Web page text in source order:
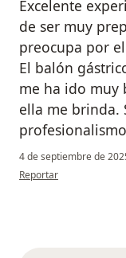
Excelente
de ser muy
preocupa por
El balón
me ha ido muy
ella me brinda.
4 de septiembre de
en opinión del usuario
Reportar